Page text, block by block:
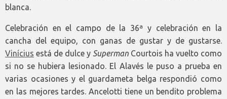
blanca.
Celebración en el campo de la 36ª y celebración en la
cancha del equipo, con ganas de gustar y de gustarse.
Vinícius está de dulce y Superman Courtois ha vuelto como
si no se hubiera lesionado. El Alavés le puso a prueba en
varias ocasiones y el guardameta belga respondió como
en las mejores tardes. Ancelotti tiene un bendito problema